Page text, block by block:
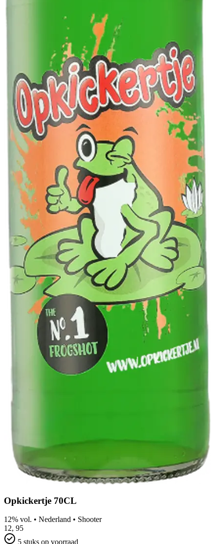
Opkickertje 70CL
12% vol. • Nederland • Shooter
12, 95
5 stuks op voorraad